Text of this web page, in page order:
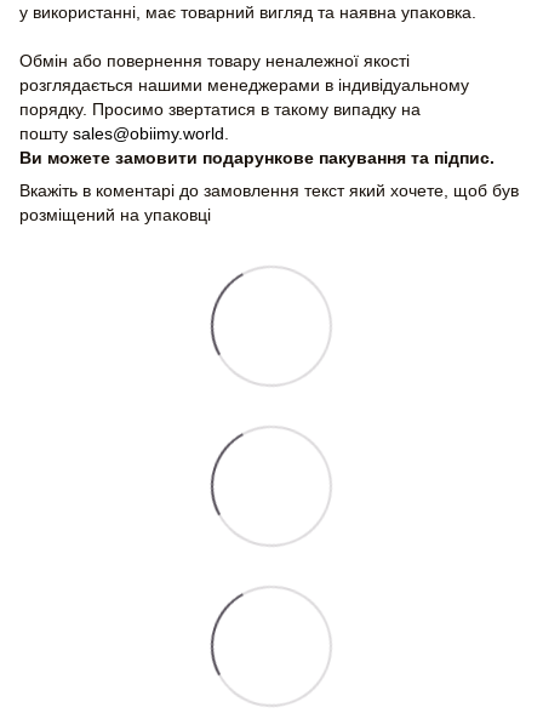
у використанні, має товарний вигляд та наявна упаковка.
Обмін або повернення товару неналежної якості
розглядається нашими менеджерами в індивідуальному
порядку. Просимо звертатися в такому випадку на
пошту sales@obiimy.world
Ви можете замовити подарункове пакування та підпис.
Вкажіть в коментарі до замовлення текст який хочете, щоб був
розміщений на упаковці